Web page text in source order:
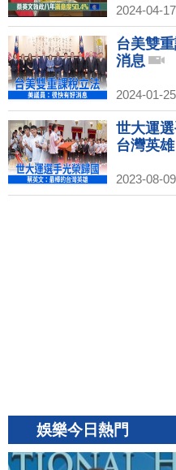
2024-04-
台美雙
消息
2024-01-
世大運
台灣英雄
2023-08-
娛樂今日熱門